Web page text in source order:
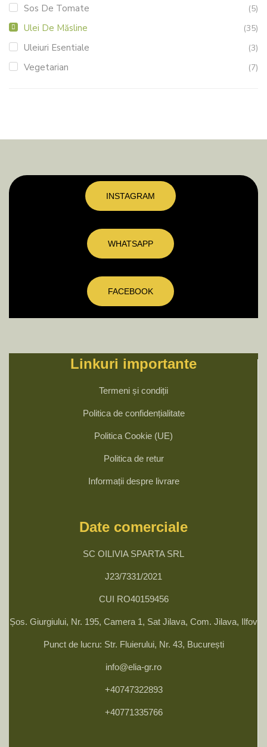
Sos De Tomate (5)
Ulei De Măsline (35)
Uleiuri Esentiale (3)
Vegetarian (7)
INSTAGRAM
WHATSAPP
FACEBOOK
Linkuri importante
Termeni și condiții
Politica de confidențialitate
Politica Cookie (UE)
Politica de retur
Informații despre livrare
Date comerciale
SC OILIVIA SPARTA SRL
J23/7331/2021
CUI RO40159456
Șos. Giurgiului, Nr. 195, Camera 1, Sat Jilava, Com. Jilava, Ilfov
Punct de lucru: Str. Fluierului, Nr. 43, București
info@elia-gr.ro
+40747322893
+40771335766